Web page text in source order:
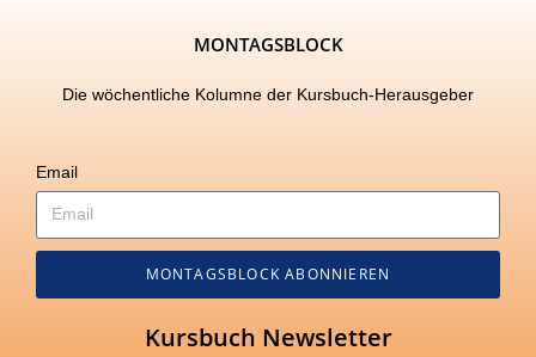
MONTAGSBLOCK
Die wöchentliche Kolumne der Kursbuch-Herausgeber
Email
MONTAGSBLOCK ABONNIEREN
Kursbuch Newsletter